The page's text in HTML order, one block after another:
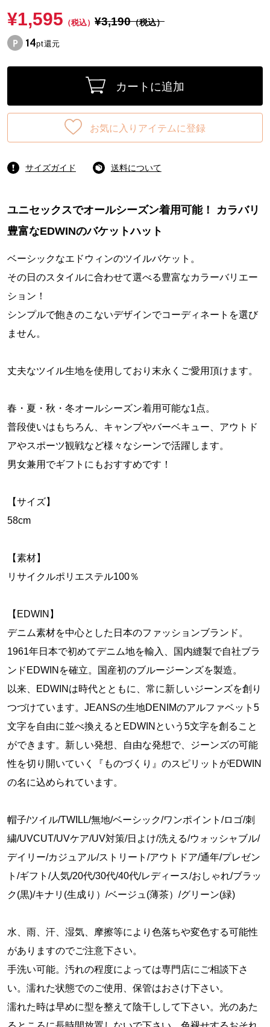
¥1,595 （税込） ¥3,190（税込）
14pt還元
カートに追加
お気に入りアイテムに登録
サイズガイド 送料について
ユニセックスでオールシーズン着用可能！ カラバリ
豊富なEDWINのバケットハット
ベーシックなエドウィンのツイルバケット。
その日のスタイルに合わせて選べる豊富なカラーバリエー
ション！
シンプルで飽きのこないデザインでコーディネートを選び
ません。
丈夫なツイル生地を使用しており末永くご愛用頂けます。
春・夏・秋・冬オールシーズン着用可能な1点。
普段使いはもちろん、キャンプやバーベキュー、アウトド
アやスポーツ観戦など様々なシーンで活躍します。
男女兼用でギフトにもおすすめです！
【サイズ】
58cm
【素材】
リサイクルポリエステル100％
【EDWIN】
デニム素材を中心とした日本のファッションブランド。
1961年日本で初めてデニム地を輸入、国内縫製で自社ブラ
ンドEDWINを確立。国産初のブルージーンズを製造。
以来、EDWINは時代とともに、常に新しいジーンズを創り
つづけています。JEANSの生地DENIMのアルファベット5
文字を自由に並べ換えるとEDWINという5文字を創ること
ができます。新しい発想、自由な発想で、ジーンズの可能
性を切り開いていく『ものづくり』のスピリットがEDWIN
の名に込められています。
帽子/ツイル/TWILL/無地/ベーシック/ワンポイント/ロゴ/刺
繍/UVCUT/UVケア/UV対策/日よけ/洗える/ウォッシャブル/
デイリー/カジュアル/ストリート/アウトドア/通年/プレゼン
ト/ギフト/人気/20代/30代/40代/レディース/おしゃれ/ブラッ
ク(黒)/キナリ(生成り）/ベージュ(薄茶）/グリーン(緑)
水、雨、汗、湿気、摩擦等により色落ちや変色する可能性
がありますのでご注意下さい。
手洗い可能。汚れの程度によっては専門店にご相談下さ
い。濡れた状態でのご使用、保管はおさけ下さい。
濡れた時は早めに型を整えて陰干しして下さい。光のあた